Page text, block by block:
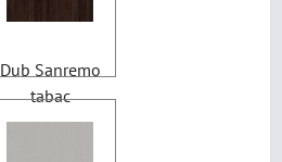
Dub Sanremo
tabac